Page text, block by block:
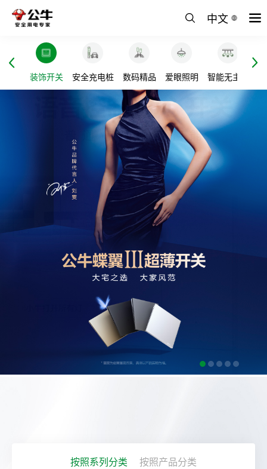
中文
装饰开关 安全充电桩 数码精品 爱眼照明 智能无主灯
按照系列分类 按照产品分类